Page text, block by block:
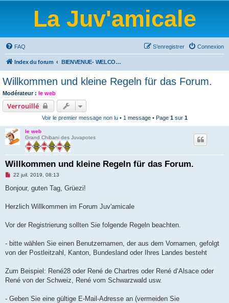
La Juv'amicale
FAQ Connexion
S’enregistrer
Index du forum BIENVENUE- WELCOME-BIENVENIDOS-WILLKOMMEN-BEM-VINDO-WELKOM
Willkommen und kleine Regeln für das Forum.
Modérateur : le web
Verrouillé
Voir le premier message non lu• 1 message • Page 1sur 1
le web
Grand Chibani des Juvapotes
Willkommen und kleine Regeln für das Forum.
M
s
g
o
u
22 juil. 2019, 08:13
Bonjour, guten Tag, Grüezi!
Herzlich Willkommen im Forum Juv'amicale
Vor der Registrierung sollten Sie folgende Regeln beachten.
- bitte wählen Sie einen Benutzernamen, der aus dem Vornamen, gefolgt
von der Postleitzahl, Kanton, Bundesland oder Ihres Landes besteht
Zum Beispiel: René28 oder René de Chartres oder René d‘Alsace oder
René von der Schweiz, René vom Schwarzwald usw.
- Geben Sie eine gültige E-Mail-Adresse an (vermeiden Sie